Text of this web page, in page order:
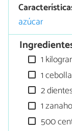
azúcar
1
1
2
1
500